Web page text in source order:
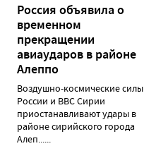
Россия объявила о
временном
прекращении
авиаударов в районе
Алеппо
Воздушно-космические силы
России и ВВС Сирии
приостанавливают удары в
районе сирийского города
Алеп......